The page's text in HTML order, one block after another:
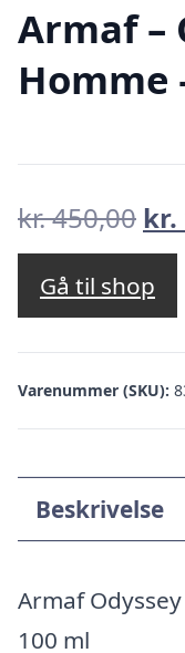
Armaf –
Homme
kr.450,00
pris
var:
kr.
kr.
Gå til shop
Varenummer (SKU):
Beskrivelse
Armaf
100 ml